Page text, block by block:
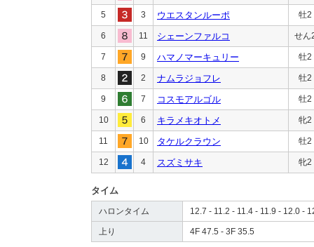
5 3 ウエスタンルーポ 牡2
6 11 シェーンファルコ せん
7 9 ハマノマーキュリー 牡2
8 2 ナムラジョフレ 牡2
9 7 コスモアルゴル 牡2
10 6 キラメキオトメ 牝2
11 10 タケルクラウン 牡2
12 4 スズミサキ 牝2
タイム
ハロンタイム 12.7 - 11.2 - 11.4 - 11.9 - 12.0 -
上り 4F 47.5 - 3F 35.5